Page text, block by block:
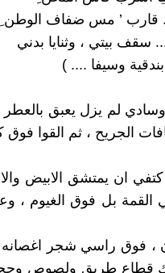
قارب ’ مس ضفاف الوطن
بيتي ، وثنايا بدني
وسيفا .... )
لم يزل يعبق
الجريح ، ثم القوا فوق
ان يمتشق الابيض
بل فوق الغيوم ،
، فوق راسي شجر اغصانه
قطاع طريق ولصوص